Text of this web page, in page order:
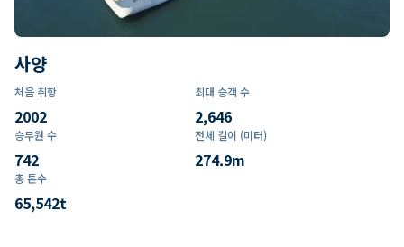
사양
처음 취항
2002
최대 승객 수
2,646
승무원 수
742
전체 길이 (미터)
274.9m
총 톤수
65,542t